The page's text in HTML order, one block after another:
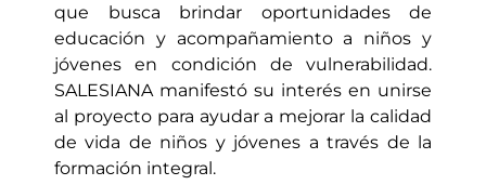
que busca brindar oportunidades de
educación y acompañamiento a niños y
jóvenes en condición de vulnerabilidad.
SALESIANA manifestó su interés en unirse
al proyecto para ayudar a mejorar la calidad
de vida de niños y jóvenes a través de la
formación integral.